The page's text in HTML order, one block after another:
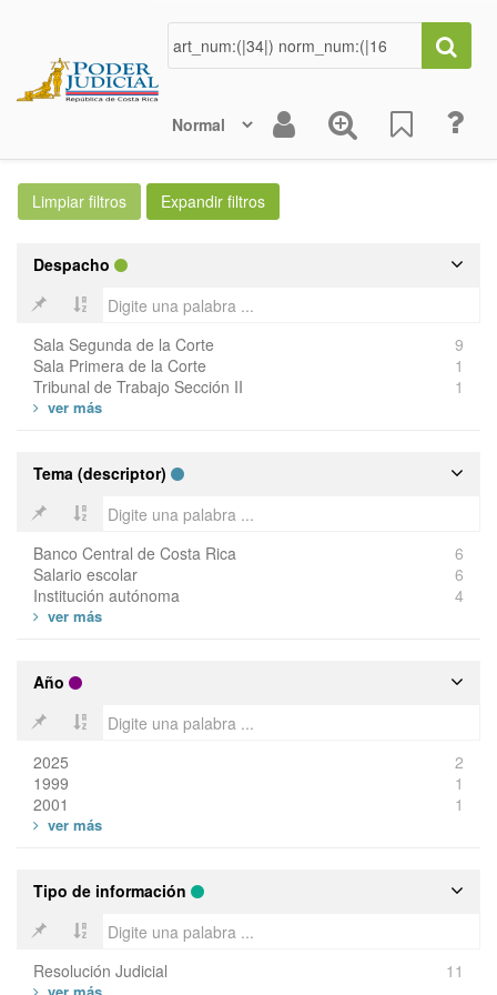
Despacho
Sala Segunda de la Corte
9
Sala Primera de la Corte
1
Tribunal de Trabajo Sección II
1
Tema (descriptor)
Banco Central de Costa Rica
6
Salario escolar
6
Institución autónoma
4
Año
2025
2
1999
1
2001
1
Tipo de información
Resolución Judicial 11